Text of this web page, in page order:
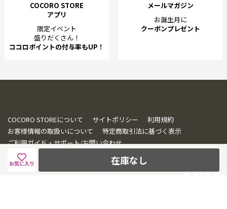
在庫なし
お気に入り
COCORO STORE
アプリ
限定イベント
盛りだくさん！
ココロポイントの付与率もUP！
メールマガジン
お誕生月に
クーポンプレゼント
COCORO STOREについて サイトポリシー
利用規約
お客様情報の取扱いについて
特定商取引法に基づく表示
ご利用ガイド・サポート/お問い合わせ